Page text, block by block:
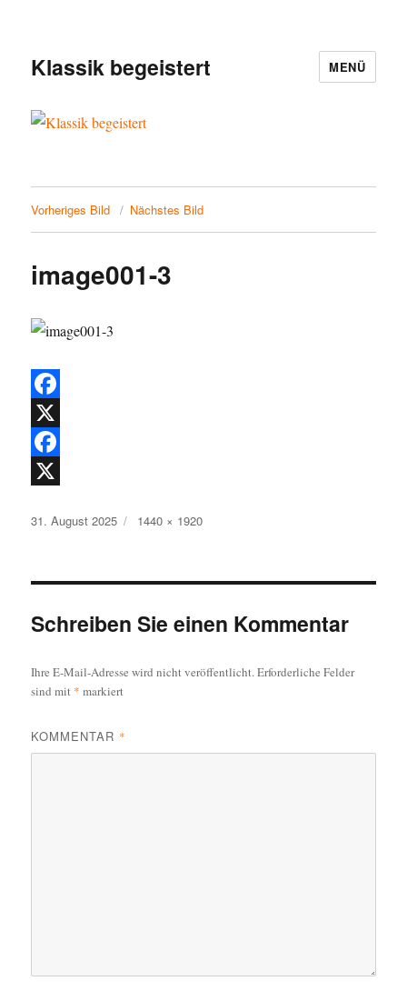
Klassik begeistert MENÜ
Vorheriges Bild Nächstes Bild
image001-3
F
a
c
b
o
k
X
F
c
b
o
k
Veröffentlicht
31. August 2025 Originalgröße
1440 × 1920
Schreiben Sie einen Kommentar
Ihre E-Mail-Adresse wird nicht veröffentlicht.Erforderliche Felder
sind mit * markiert
KOMMENTAR *